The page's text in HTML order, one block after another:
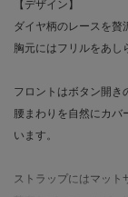
【デザイン】
ダイヤ柄のレースを贅
胸元にはフリルをあし
フロントはボタン開き
腰まわりを自然にカバ
います。
ストラップにはマット